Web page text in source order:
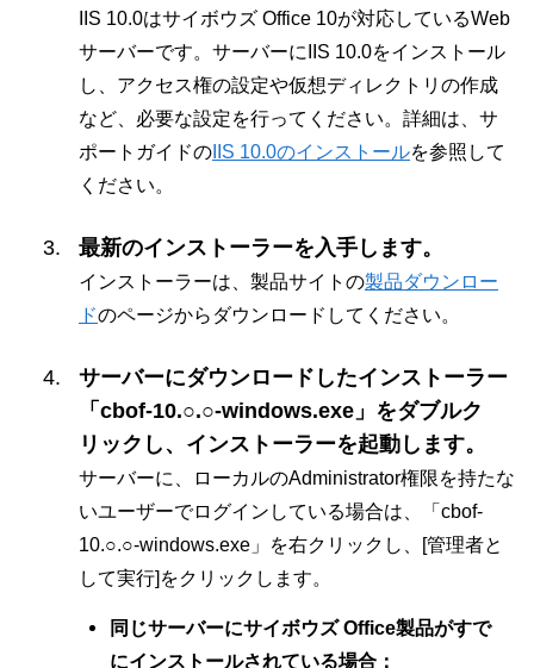
IIS 10.0はサイボウズ Office 10が対応しているWeb
サーバーです。サーバーにIIS 10.0をインストール
し、アクセス権の設定や仮想ディレクトリの作成
など、必要な設定を行ってください。詳細は、サ
ポートガイドのIIS 10.0のインストールを参照して
ください。
最新のインストーラーを入手します。
インストーラーは、製品サイトの製品ダウンロー
ドのページからダウンロードしてください。
サーバーにダウンロードしたインストーラー
「cbof-10.○.○-windows.exe」をダブルク
リックし、インストーラーを起動します。
サーバーに、ローカルのAdministrator権限を持たな
いユーザーでログインしている場合は、「cbof-
10.○.○-windows.exe」を右クリックし、[管理者と
して実行]をクリックします。
同じサーバーにサイボウズ Office製品がすで
にインストールされている場合：